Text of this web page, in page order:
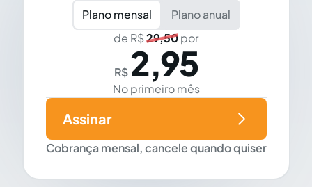
Plano mensal
Plano anual
de R$29,50por
R$ 2,95
No primeiro mês
Cobrança mensal, cancele quando quiser
Assinar